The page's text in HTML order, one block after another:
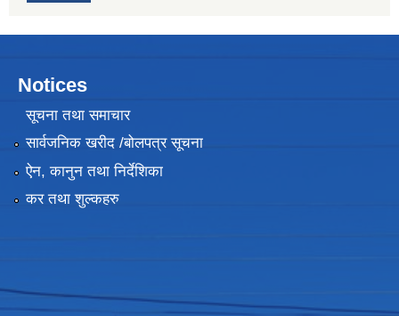
Notices
सूचना तथा समाचार
सार्वजनिक खरीद /बोलपत्र सूचना
ऐन, कानुन तथा निर्देशिका
कर तथा शुल्कहरु